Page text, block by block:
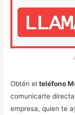
Obtén elteléfono
comunicarte
empresa, quien te